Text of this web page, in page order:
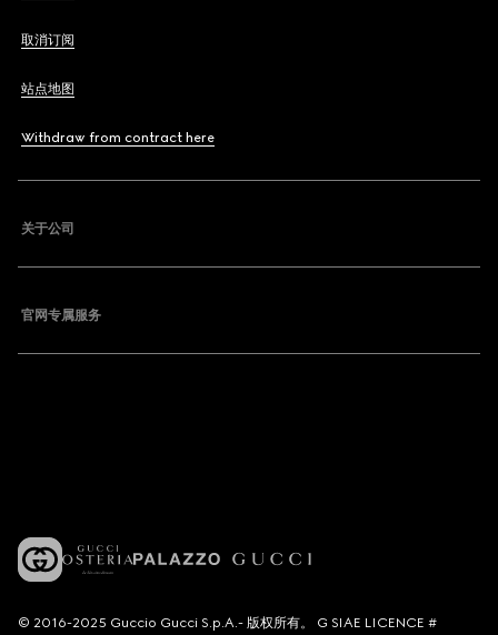
取消订阅
站点地图
Withdraw from contract here
关于公司
官网专属服务
© 2016-2025 Guccio Gucci S.p.A.- 版权所有。 G SIAE LICENCE #